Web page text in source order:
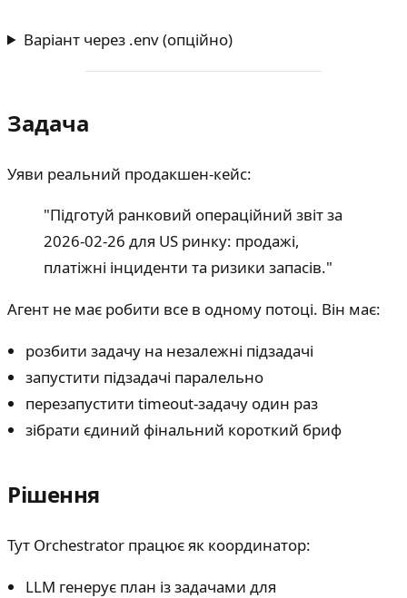
Варіант через .env (опційно)
Задача
Уяви реальний продакшен-кейс:
"Підготуй ранковий операційний звіт за
2026-02-26 для US ринку: продажі,
платіжні інциденти та ризики запасів."
Агент не має робити все в одному потоці. Він має:
розбити задачу на незалежні підзадачі
запустити підзадачі паралельно
перезапустити timeout-задачу один раз
зібрати єдиний фінальний короткий бриф
Рішення
Тут Orchestrator працює як координатор:
LLM генерує план із задачами для